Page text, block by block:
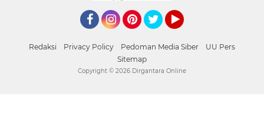
Redaksi Privacy Policy Pedoman Media Siber
UU Pers
Sitemap
Copyright © 2026 Dirgantara Online